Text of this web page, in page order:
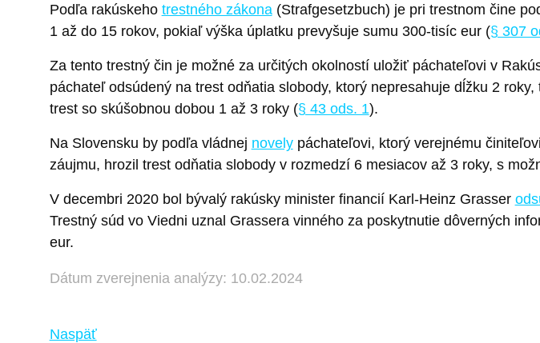
Podľa rakúskeho trestného zákona(Strafgesetzbuch) je pri trestnom čine
1 až do 15 rokov, pokiaľ výška úplatku prevyšuje sumu 300-tisíc eur (§ 307
Za tento trestný čin je možné za určitých okolností uložiť páchateľovi v
páchateľ odsúdený na trest odňatia slobody, ktorý nepresahuje dĺžku 2
trest so skúšobnou dobou 1 až 3 roky (§ 43 ods. 1).
Na Slovensku by podľa vládnej novelypáchateľovi, ktorý verejnému
záujmu, hrozil trest odňatia slobody v rozmedzí 6 mesiacov až 3 roky, s
V decembri 2020 bol bývalý rakúsky minister financií Karl-Heinz Grasser
Trestný súd vo Viedni uznal Grassera vinného za poskytnutie dôverných
eur.
Dátum zverejnenia analýzy: 10.02.2024
Naspäť